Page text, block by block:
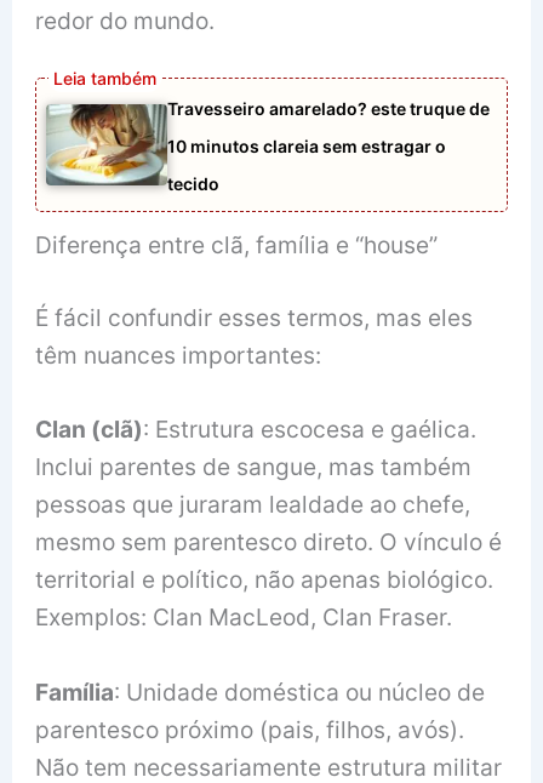
redor do mundo.
Travesseiro amarelado? este truque de
10 minutos clareia sem estragar o
tecido
Diferença entre clã, família e “house”
É fácil confundir esses termos, mas eles
têm nuances importantes:
Clan (clã): Estrutura escocesa e gaélica.
Inclui parentes de sangue, mas também
pessoas que juraram lealdade ao chefe,
mesmo sem parentesco direto. O vínculo é
territorial e político, não apenas biológico.
Exemplos: Clan MacLeod, Clan Fraser.
Família: Unidade doméstica ou núcleo de
parentesco próximo (pais, filhos, avós).
Não tem necessariamente estrutura militar